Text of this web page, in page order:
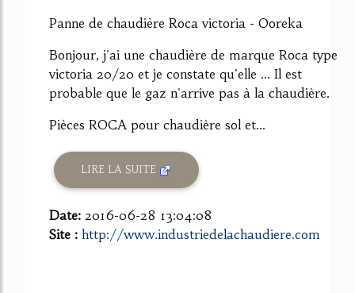
Panne de chaudière Roca victoria - Ooreka
Bonjour, j'ai une chaudière de marque Roca type
victoria 20/20 et je constate qu'elle ... Il est
probable que le gaz n'arrive pas à la chaudière.
Pièces ROCA pour chaudière sol et...
LIRE LA SUITE
Date: 2016-06-28 13:04:08
Site : http://www.industriedelachaudiere.com